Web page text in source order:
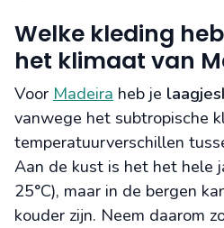
Welke kleding
het klimaat van
Voor Madeira heb je
vanwege het subtropische
temperatuurverschillen
Aan de kust is het het hele
25°C), maar in de bergen
kouder zijn. Neem daarom